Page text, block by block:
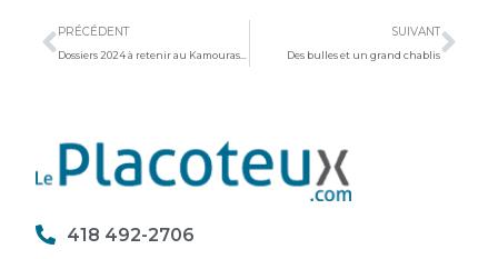
PRÉCÉDENT
Dossiers 2024 à retenir au Kamouraska
SUIVANT
Des bulles et un grand chablis
418 492-2706